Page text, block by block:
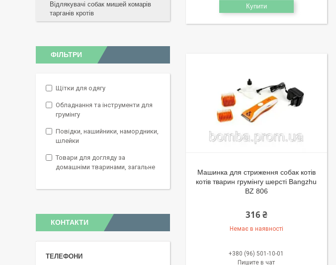
Купити
Машинка для стриження собак котів
котів тварин грумінгу шерсті Bangzhu
BZ 806
316 ₴
Немає в наявності
+380 (96) 501-10-01
Пишите в чат
Відлякувачі собак мишей комарів
тарганів кротів
ФІЛЬТРИ
Щітки для одягу
Обладнання та інструменти для
грумінгу
Повідки, нашийники, намордники,
шлейки
Товари для догляду за
домашніми тваринами, загальне
КОНТАКТИ